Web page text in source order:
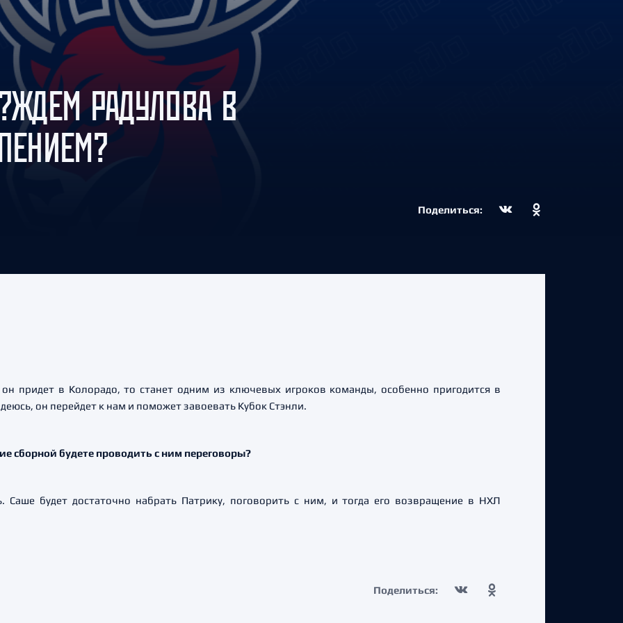
Амур
Барыс
Салават Юлаев
Сибирь
РАДУЛОВА В
Поделиться:
придет в Колорадо, то станет одним из ключевых игроков команды, особенно пригодится в
он перейдет к нам и поможет завоевать Кубок Стэнли.
сборной будете проводить с ним переговоры?
Саше будет достаточно набрать Патрику, поговорить с ним, и тогда его возвращение в НХЛ
Поделиться: